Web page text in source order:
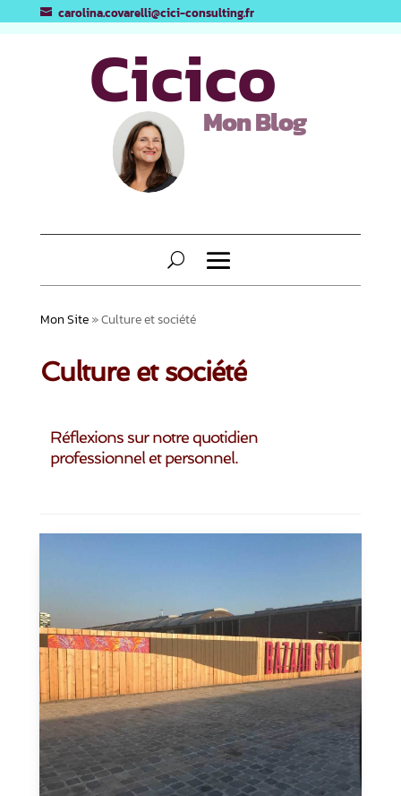
carolina.covarelli@cici-consulting.fr
Cicico
Mon Blog
Mon Site»Culture et société
Culture et société
Réflexions sur notre quotidien
professionnel et personnel.